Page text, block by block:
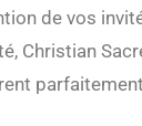
de vos
Christian